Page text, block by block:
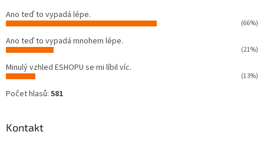
Ano teď to vypadá lépe.
(66%)
Ano teď to vypadá mnohem lépe.
(21%)
Minulý vzhled ESHOPU se mi líbil víc.
(13%)
Počet hlasů: 581
Kontakt